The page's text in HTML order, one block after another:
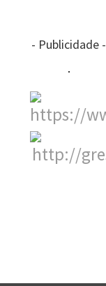
- Publicidade -